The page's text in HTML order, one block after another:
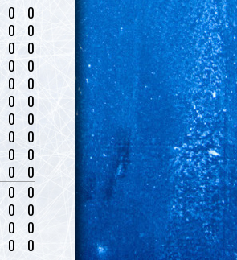
0
0
0
0
0
0
0
0
0
0
0
0
0
0
0
0
0
0
0
0
0
0
0
0
0
0
0 0